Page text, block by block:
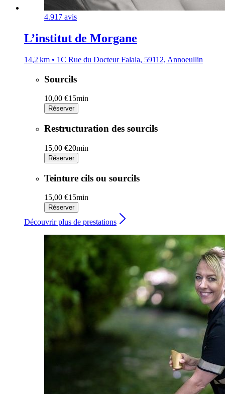
4.917 avis
L’institut de Morgane
14,2 km • 1C Rue du Docteur Falala, 59112, Annoeullin
Sourcils
10,00 €15min
Réserver
Restructuration des sourcils
15,00 €20min
Réserver
Teinture cils ou sourcils
15,00 €15min
Réserver
Découvrir plus de prestations